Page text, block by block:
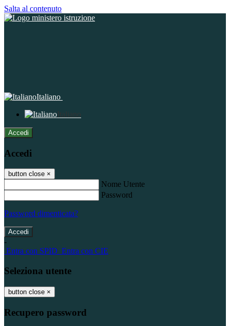
Salta al contenuto
Italiano
Italiano
Accedi
Accedi
button close ×
Nome Utente
Password
Password dimenticata?
-
Entra con SPID Entra con CIE
Seleziona utente
button close ×
Recupero password